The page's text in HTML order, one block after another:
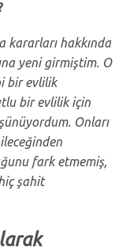
kararları hakkında
yeni girmiştim. O
bir evlilik
bir evlilik için
Onları
fark etmemiş,
şahit